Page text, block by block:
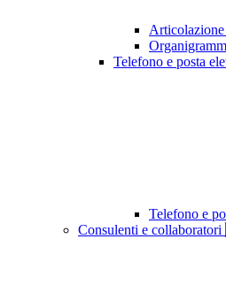
Telefono e posta
Telefono e
Consulenti e collaboratori